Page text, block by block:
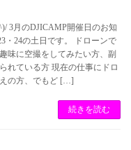
3月のDJICAMP開催日のお知
・24の土日です。 ドローンで
味に空撮をしてみたい方、副
れている方 現在の仕事にドロ
の方、でもど […]
続きを読む